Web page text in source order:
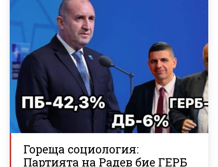
Гореща социология:
Партията на Радев бие ГЕРБ